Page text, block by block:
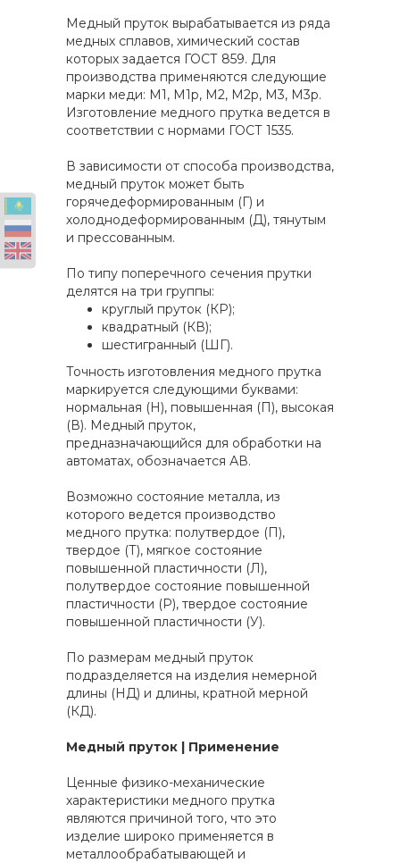
Медный пруток вырабатывается из ряда
медных сплавов, химический состав
которых задается ГОСТ 859. Для
производства применяются следующие
марки меди: М1, М1p, М2, М2p, М3, М3p.
Изготовление медного прутка ведется в
соответствии с нормами ГОСТ 1535.
В зависимости от способа производства,
медный пруток может быть
горячедеформированным (Г) и
холоднодеформированным (Д), тянутым
и прессованным.
По типу поперечного сечения прутки
делятся на три группы:
круглый пруток (КР);
квадратный (КВ);
шестигранный (ШГ).
Точность изготовления медного прутка
маркируется следующими буквами:
нормальная (Н), повышенная (П), высокая
(В). Медный пруток,
предназначающийся для обработки на
автоматах, обозначается АВ.
Возможно состояние металла, из
которого ведется производство
медного прутка: полутвердое (П),
твердое (Т), мягкое состояние
повышенной пластичности (Л),
полутвердое состояние повышенной
пластичности (Р), твердое состояние
повышенной пластичности (У).
По размерам медный пруток
подразделяется на изделия немерной
длины (НД) и длины, кратной мерной
(КД).
Медный пруток | Применение
Ценные физико-механические
характеристики медного прутка
являются причиной того, что это
изделие широко применяется в
металлообрабатывающей и